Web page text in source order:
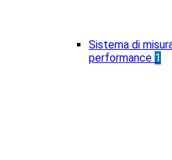
Sistema di
performance 1